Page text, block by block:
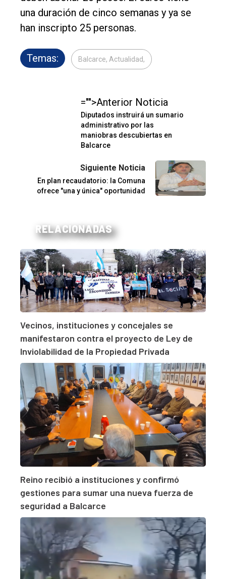
una duración de cinco semanas y ya se
han inscripto 25 personas.
Temas: Balcarce, Actualidad,
="">Anterior Noticia
Diputados instruirá un sumario
administrativo por las
maniobras descubiertas en
Balcarce
Siguiente Noticia
En plan recaudatorio: la Comuna
ofrece "una y única" oportunidad
RELACIONADAS
Vecinos, instituciones y concejales se
manifestaron contra el proyecto de Ley de
Inviolabilidad de la Propiedad Privada
Reino recibió a instituciones y confirmó
gestiones para sumar una nueva fuerza de
seguridad a Balcarce